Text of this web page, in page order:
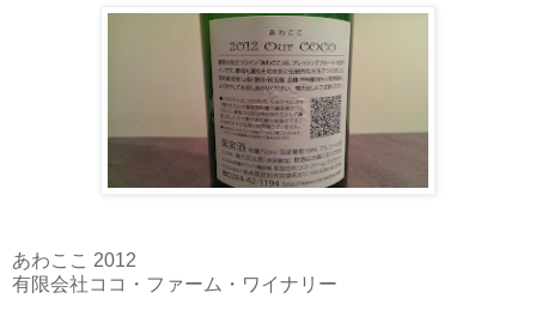
あわここ 2012
有限会社ココ・ファーム・ワイナリー